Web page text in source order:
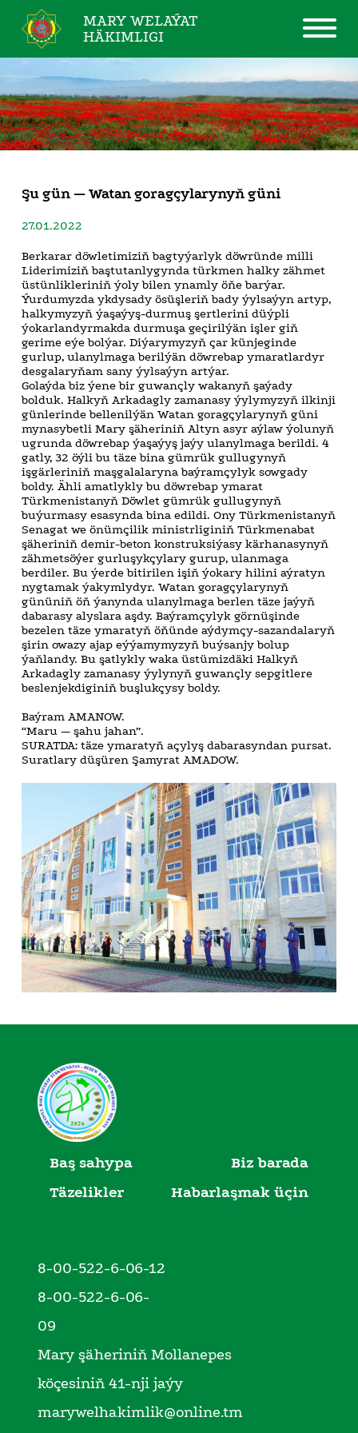
MARY WELAÝAT
HÄKIMLIGI
Şu gün — Watan goragçylarynyň güni
27.01.2022
Berkarar döwletimiziň bagtyýarlyk döwründe milli
Liderimiziň baştutanlygynda türkmen halky zähmet
üstünlikleriniň ýoly bilen ynamly öňe barýar.
Ýurdumyzda ykdysady ösüşleriň bady ýylsaýyn artyp,
halkymyzyň ýaşaýyş-durmuş şertlerini düýpli
ýokarlandyrmakda durmuşa geçirilýän işler giň
gerime eýe bolýar. Diýarymyzyň çar künjeginde
gurlup, ulanylmaga berilýän döwrebap ymaratlardyr
desgalaryňam sany ýylsaýyn artýar.
Golaýda biz ýene bir guwançly wakanyň şaýady
bolduk. Halkyň Arkadagly zamanasy ýylymyzyň ilkinji
günlerinde bellenilýän Watan goragçylarynyň güni
mynasybetli Mary şäheriniň Altyn asyr aýlaw ýolunyň
ugrunda döwrebap ýaşaýyş jaýy ulanylmaga berildi. 4
gatly, 32 öýli bu täze bina gümrük gullugynyň
işgärleriniň maşgalalaryna baýramçylyk sowgady
boldy. Ähli amatlykly bu döwrebap ymarat
Türkmenistanyň Döwlet gümrük gullugynyň
buýurmasy esasynda bina edildi. Ony Türkmenistanyň
Senagat we önümçilik ministrliginiň Türkmenabat
şäheriniň demir-beton konstruksiýasy kärhanasynyň
zähmetsöýer gurluşykçylary gurup, ulanmaga
berdiler. Bu ýerde bitirilen işiň ýokary hilini aýratyn
nygtamak ýakymlydyr. Watan goragçylarynyň
gününiň öň ýanynda ulanylmaga berlen täze jaýyň
dabarasy alyslara aşdy. Baýramçylyk görnüşinde
bezelen täze ymaratyň öňünde aýdymçy-sazandalaryň
şirin owazy ajap eýýamymyzyň buýsanjy bolup
ýaňlandy. Bu şatlykly waka üstümizdäki Halkyň
Arkadagly zamanasy ýylynyň guwançly sepgitlere
beslenjekdiginiň buşlukçysy boldy.
Baýram AMANOW.
“Maru — şahu jahan”.
SURATDA: täze ymaratyň açylyş dabarasyndan pursat.
Suratlary düşüren Şamyrat AMADOW.
Baş sahypa
Biz barada
Täzelikler
Habarlaşmak üçin
8-00-522-6-06-12
8-00-522-6-06-
09
Mary şäheriniň Mollanepes
köçesiniň 41-nji jaýy
marywelhakimlik@online.tm